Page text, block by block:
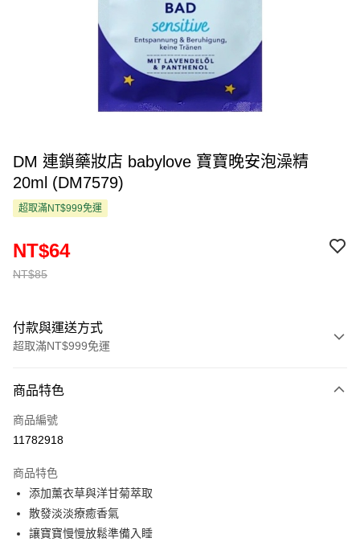
DM 連鎖藥妝店 babylove 寶寶晚安泡澡精
20ml (DM7579)
超取滿NT$999免運
NT$85
NT$64
付款與運送方式
超取滿NT$999免運
信用卡一次付款
超商取貨付款
Apple Pay
街口支付
商品特色
商品編號
11782918
商品特色
添加薰衣草與洋甘菊萃取
散發淡淡療癒香氣
讓寶寶慢慢放鬆準備入睡